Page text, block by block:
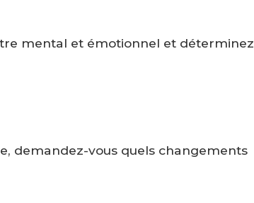
mental et émotionnel et déterminez
demandez-vous quels changements